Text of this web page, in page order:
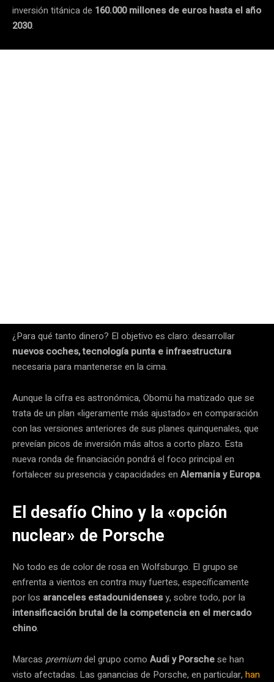
inversión titánica de 160.000 millones de euros hasta el año
2030.
¿Para qué tanto dinero? El objetivo es claro: desarrollar
nuevos coches, tecnología punta e infraestructura
necesaria para mantenerse en la cima.
Aunque la cifra es astronómica, Obomü ha matizado que se
trata de un plan «ligeramente más ajustado» en comparación
con las versiones anteriores de sus planes quinquenales, que
preveían picos de inversión más altos a corto plazo. Esta
nueva ronda de financiación pondrá el foco principal en
fortalecer su presencia y capacidades en Alemania y Europa.
El desafío Chino y la «opción
nuclear» de Porsche
No todo es de color de rosa en Wolfsburgo. El grupo se
enfrenta a vientos en contra muy fuertes, específicamente
por los aranceles estadounidensesy, sobre todo, por la
intensificación brutal de la competencia en el mercado
chino.
Marcas premiumdel grupo como Audi y Porschese han
visto afectadas. Las ganancias de Porsche, en particular, han